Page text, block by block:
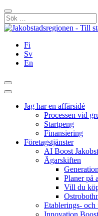
Hoppa
till
innehållet
Stäng
Sök
efter:
Fi
Sv
En
Sök
Huvudmeny
Jag har en affärsidé
Processen vid
Startpeng
Finansiering
Företagstjänster
AI Boost
Ägarskiften
Planer på
Vill du
Etablerings- och
Innovation